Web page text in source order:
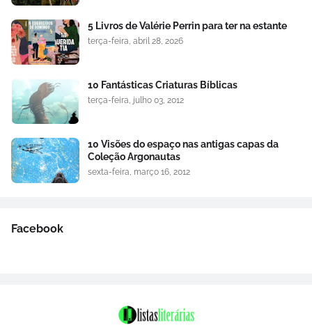
5 Livros de Valérie Perrin para ter na estante
terça-feira, abril 28, 2026
10 Fantásticas Criaturas Bíblicas
terça-feira, julho 03, 2012
10 Visões do espaço nas antigas capas da
Coleção Argonautas
sexta-feira, março 16, 2012
Facebook